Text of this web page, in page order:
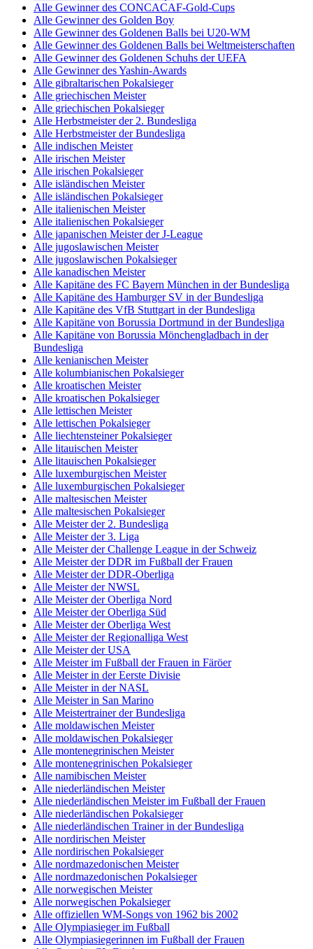
Alle Gewinner des CONCACAF-Gold-Cups
Alle Gewinner des Golden Boy
Alle Gewinner des Goldenen Balls bei U20-WM
Alle Gewinner des Goldenen Balls bei Weltmeisterschaften
Alle Gewinner des Goldenen Schuhs der UEFA
Alle Gewinner des Yashin-Awards
Alle gibraltarischen Pokalsieger
Alle griechischen Meister
Alle griechischen Pokalsieger
Alle Herbstmeister der 2. Bundesliga
Alle Herbstmeister der Bundesliga
Alle indischen Meister
Alle irischen Meister
Alle irischen Pokalsieger
Alle isländischen Meister
Alle isländischen Pokalsieger
Alle italienischen Meister
Alle italienischen Pokalsieger
Alle japanischen Meister der J-League
Alle jugoslawischen Meister
Alle jugoslawischen Pokalsieger
Alle kanadischen Meister
Alle Kapitäne des FC Bayern München in der Bundesliga
Alle Kapitäne des Hamburger SV in der Bundesliga
Alle Kapitäne des VfB Stuttgart in der Bundesliga
Alle Kapitäne von Borussia Dortmund in der Bundesliga
Alle Kapitäne von Borussia Mönchengladbach in der
Bundesliga
Alle kenianischen Meister
Alle kolumbianischen Pokalsieger
Alle kroatischen Meister
Alle kroatischen Pokalsieger
Alle lettischen Meister
Alle lettischen Pokalsieger
Alle liechtensteiner Pokalsieger
Alle litauischen Meister
Alle litauischen Pokalsieger
Alle luxemburgischen Meister
Alle luxemburgischen Pokalsieger
Alle maltesischen Meister
Alle maltesischen Pokalsieger
Alle Meister der 2. Bundesliga
Alle Meister der 3. Liga
Alle Meister der Challenge League in der Schweiz
Alle Meister der DDR im Fußball der Frauen
Alle Meister der DDR-Oberliga
Alle Meister der NWSL
Alle Meister der Oberliga Nord
Alle Meister der Oberliga Süd
Alle Meister der Oberliga West
Alle Meister der Regionalliga West
Alle Meister der USA
Alle Meister im Fußball der Frauen in Färöer
Alle Meister in der Eerste Divisie
Alle Meister in der NASL
Alle Meister in San Marino
Alle Meistertrainer der Bundesliga
Alle moldawischen Meister
Alle moldawischen Pokalsieger
Alle montenegrinischen Meister
Alle montenegrinischen Pokalsieger
Alle namibischen Meister
Alle niederländischen Meister
Alle niederländischen Meister im Fußball der Frauen
Alle niederländischen Pokalsieger
Alle niederländischen Trainer in der Bundesliga
Alle nordirischen Meister
Alle nordirischen Pokalsieger
Alle nordmazedonischen Meister
Alle nordmazedonischen Pokalsieger
Alle norwegischen Meister
Alle norwegischen Pokalsieger
Alle offiziellen WM-Songs von 1962 bis 2002
Alle Olympiasieger im Fußball
Alle Olympiasiegerinnen im Fußball der Frauen